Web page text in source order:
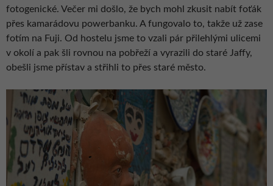
fotogenické. Večer mi došlo, že bych mohl zkusit nabít foťák
přes kamarádovu powerbanku. A fungovalo to, takže už zase
fotím na Fuji. Od hostelu jsme to vzali pár přilehlými ulicemi
v okolí a pak šli rovnou na pobřeží a vyrazili do staré Jaffy,
obešli jsme přístav a střihli to přes staré město.